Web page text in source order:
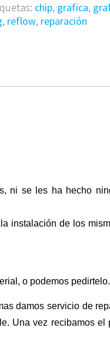
chip, grafica,
, reflow, reparación
ni se les ha hecho
instalación de los
o podemos pedirtelo.
damos servicio de
Una vez recibamos el